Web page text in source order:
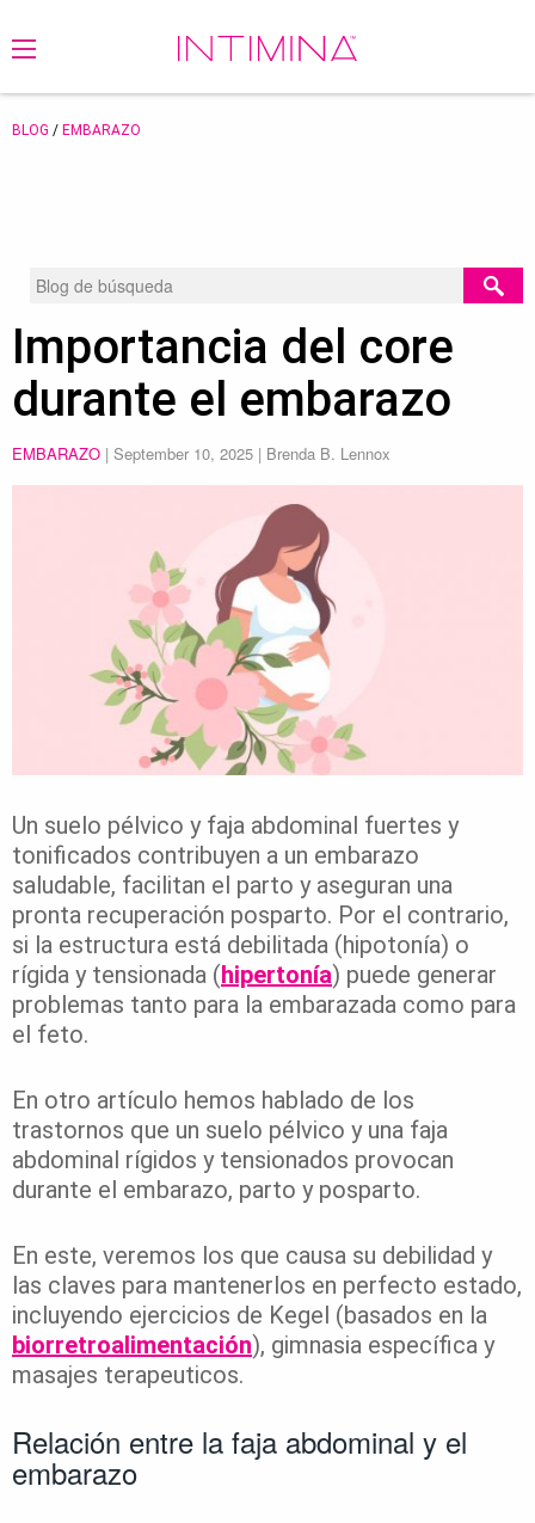
BLOG / EMBARAZO
Importancia del core
durante el embarazo
EMBARAZO | September 10, 2025 | Brenda B. Lennox
Un suelo pélvico y faja abdominal fuertes y
tonificados contribuyen a un embarazo
saludable, facilitan el parto y aseguran una
pronta recuperación posparto. Por el contrario,
si la estructura está debilitada (hipotonía) o
rígida y tensionada (hipertonía) puede generar
problemas tanto para la embarazada como para
el feto.
En otro artículo hemos hablado de los
trastornos que un suelo pélvico y una faja
abdominal rígidos y tensionados provocan
durante el embarazo, parto y posparto.
En este, veremos los que causa su debilidad y
las claves para mantenerlos en perfecto estado,
incluyendo ejercicios de Kegel (basados en la
biorretroalimentación), gimnasia específica y
masajes terapeuticos.
Relación entre la faja abdominal y el
embarazo